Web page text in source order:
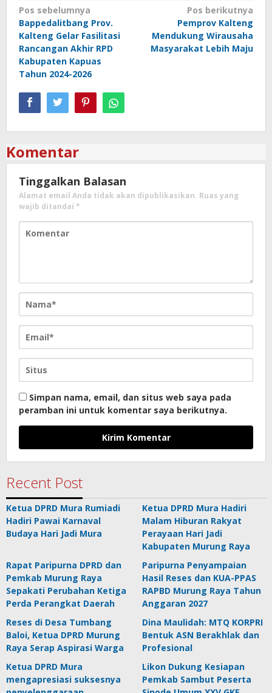
Navigasi
pos
Pos sebelumnya
Bappedalitbang Prov.
Kalteng Gelar Fasilitasi
Rancangan Akhir RPD
Kabupaten Kapuas
Tahun 2024-2026
Pos berikutnya
Pemprov Kalteng
Mendukung Wirausaha
Masyarakat Lebih Maju
Komentar
Tinggalkan Balasan
Alamat email Anda tidak akan dipublikasikan. Ruas yang
wajib ditandai *
Simpan nama, email, dan situs web saya pada
peramban ini untuk komentar saya berikutnya.
Recent Post
Ketua DPRD Mura Rumiadi
Hadiri Pawai Karnaval
Budaya Hari Jadi Mura
Ketua DPRD Mura Hadiri
Malam Hiburan Rakyat
Perayaan Hari Jadi
Kabupaten Murung Raya
Rapat Paripurna DPRD dan
Pemkab Murung Raya
Sepakati Perubahan Ketiga
Perda Perangkat Daerah
Paripurna Penyampaian
Hasil Reses dan KUA-PPAS
RAPBD Murung Raya Tahun
Anggaran 2027
Reses di Desa Tumbang
Baloi, Ketua DPRD Murung
Raya Serap Aspirasi Warga
Dina Maulidah: MTQ KORPRI
Bentuk ASN Berakhlak dan
Profesional
Ketua DPRD Mura
mengapresiasi suksesnya
Likon Dukung Kesiapan
Pemkab Sambut Peserta